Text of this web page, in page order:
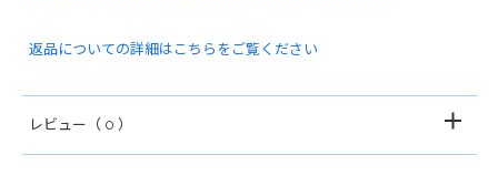
返品についての詳細はこちらをご覧ください
レビュー （ 0 ）